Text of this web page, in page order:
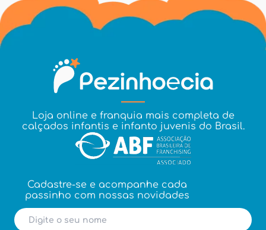
Loja online e franquia mais completa de
calçados infantis e infanto juvenis do Brasil.
Cadastre-se e acompanhe cada
passinho com nossas novidades